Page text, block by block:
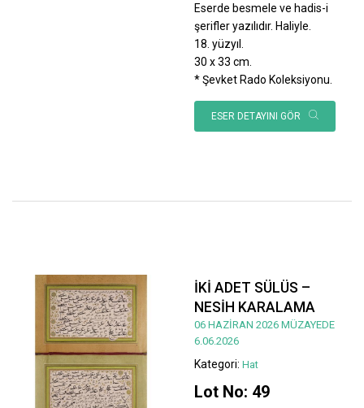
Eserde besmele ve hadis-i
şerifler yazılıdır. Haliyle.
18. yüzyıl.
30 x 33 cm.
* Şevket Rado Koleksiyonu.
ESER DETAYINI GÖR
İKİ ADET SÜLÜS –
NESİH KARALAMA
06 HAZİRAN 2026 MÜZAYEDE
6.06.2026
Kategori: Hat
Lot No: 49